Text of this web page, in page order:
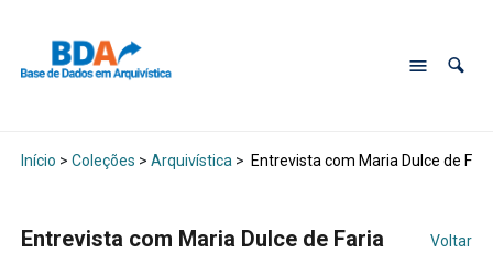
Início > Coleções > Arquivística > Entrevista com Maria Dulce de
Entrevista com Maria Dulce de Faria Voltar